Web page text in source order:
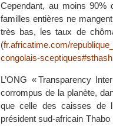
Cependant, au moins 90%
familles entières ne
très bas, les taux de
(fr.africatime.com/
congolais-
L’ONG « Transparency
corrompus de la planète,
que celle des caisses de
président sud-africain